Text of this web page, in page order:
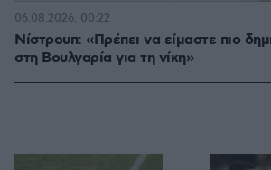
Νίστρουπ: «Πρέπει να είμαστε πιο
στη Βουλγαρία για τη νίκη»
06.08.2026, 00:22